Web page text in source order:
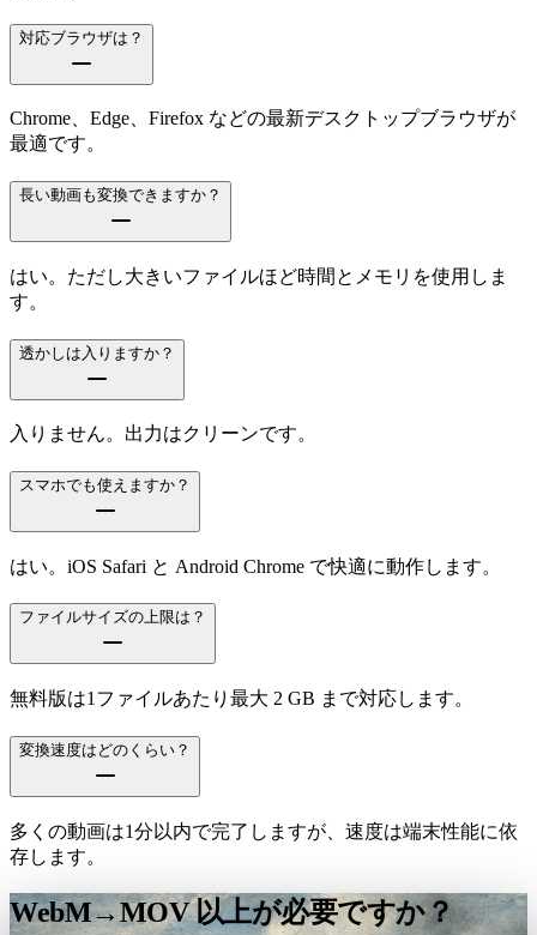
対応ブラウザは？
Chrome、Edge、Firefox などの最新デスクトップブラウザが
最適です。
長い動画も変換できますか？
はい。ただし大きいファイルほど時間とメモリを使用しま
す。
透かしは入りますか？
入りません。出力はクリーンです。
スマホでも使えますか？
はい。iOS Safari と Android Chrome で快適に動作します。
ファイルサイズの上限は？
無料版は1ファイルあたり最大 2 GB まで対応します。
変換速度はどのくらい？
多くの動画は1分以内で完了しますが、速度は端末性能に依
存します。
WebM→MOV 以上が必要ですか？